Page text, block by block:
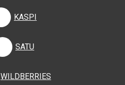
KASPI
SATU
WILDBERRIES